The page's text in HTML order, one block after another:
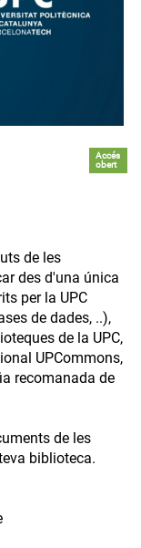
Accés
obert
de les
des d'una única
per la UPC
de dades, ..),
de la UPC,
UPCommons,
recomanada de
de les
biblioteca.